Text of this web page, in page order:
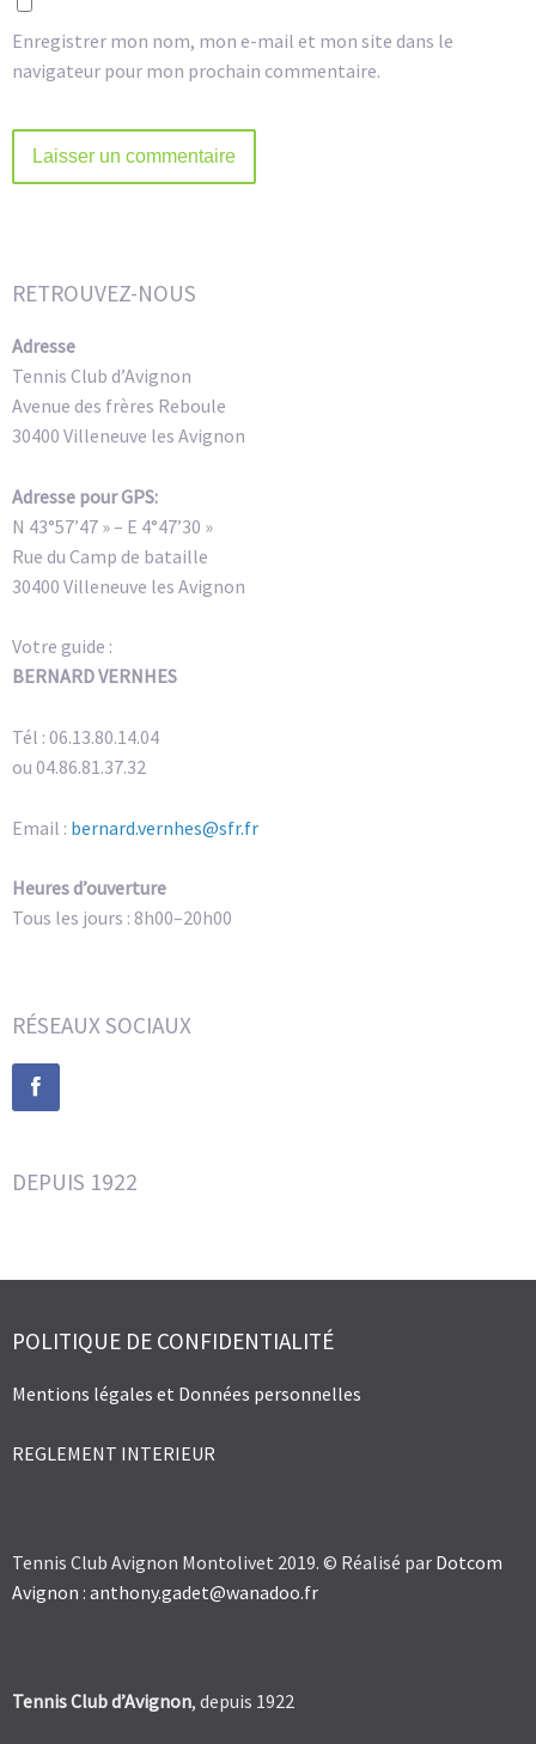
Enregistrer mon nom, mon e-mail et mon site dans le
navigateur pour mon prochain commentaire.
RETROUVEZ-NOUS
Adresse
Tennis Club d’Avignon
Avenue des frères Reboule
30400 Villeneuve les Avignon
Adresse pour GPS:
N 43°57’47 » – E 4°47’30 »
Rue du Camp de bataille
30400 Villeneuve les Avignon
Votre guide :
BERNARD VERNHES
Tél : 06.13.80.14.04
ou 04.86.81.37.32
Email : bernard.vernhes@sfr.fr
Heures d’ouverture
Tous les jours : 8h00–20h00
RÉSEAUX SOCIAUX
DEPUIS 1922
POLITIQUE DE CONFIDENTIALITÉ
Mentions légales et Données personnelles
REGLEMENT INTERIEUR
Tennis Club Avignon Montolivet 2019. © Réalisé par Dotcom
Avignon : anthony.gadet@wanadoo.fr
Tennis Club d’Avignon, depuis 1922